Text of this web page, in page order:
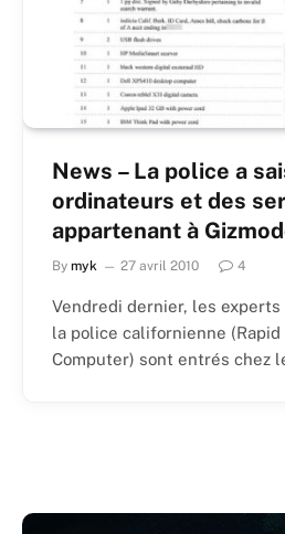
News – La police a
ordinateurs et des
appartenant à
By myk 27 avril 2010 4
Vendredi dernier, les
la police californienne
Computer) sont entrés chez